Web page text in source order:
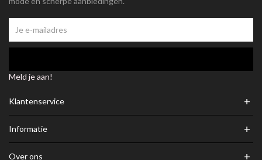
Meld je aan!
Klantenservice +
Informatie +
Over ons +